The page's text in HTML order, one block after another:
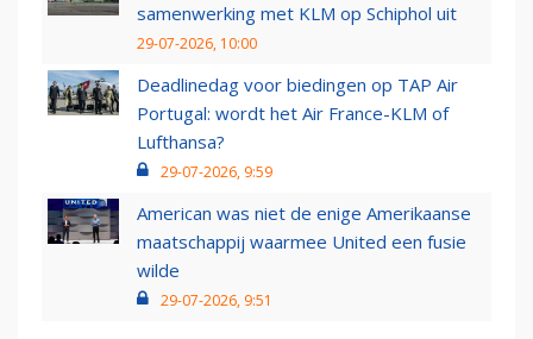
samenwerking met KLM op Schiphol uit
29-07-2026, 10:00
Deadlinedag voor biedingen op TAP Air
Portugal: wordt het Air France-KLM of
Lufthansa?
29-07-2026, 9:59
American was niet de enige Amerikaanse
maatschappij waarmee United een fusie
wilde
29-07-2026, 9:51